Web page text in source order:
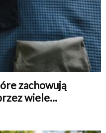
zachowują
wiele...